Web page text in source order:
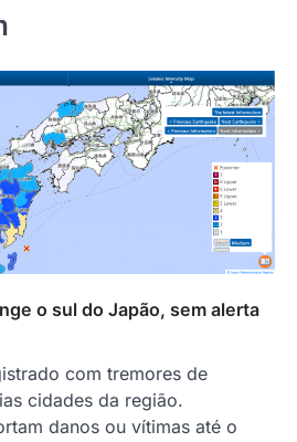
o sul do Japão, sem alerta
com tremores de
cidades da região.
danos ou vítimas até o